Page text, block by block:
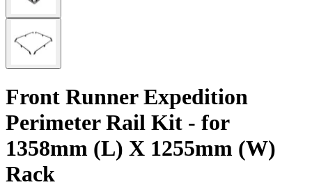
Front Runner Expedition
Perimeter Rail Kit - for
1358mm (L) X 1255mm (W)
Rack